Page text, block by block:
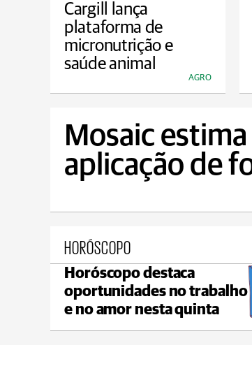
Cargill lança
plataforma de
micronutrição e
saúde animal
AGRO
Mosaic
aplicação de
HORÓSCOPO
Horóscopo destaca
oportunidades no trabalho
e no amor nesta quinta
Castro
max 21°C min